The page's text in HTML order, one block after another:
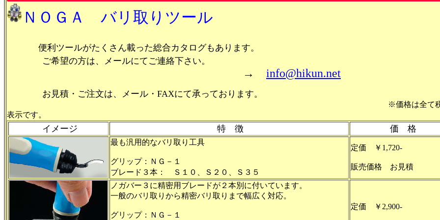
ＮＯＧＡ バリ取りツール
便利ツールがたくさん載った総合カタログもあります。
ご希望の方は、メールにてご連絡下さい。
→ info@hikun.net
お見積・ご注文は、メール・FAXにて承っております。
※価格は全て税抜価
表示です。
イメージ 特 徴 価 格
最も汎用的なバリ取り工具
グリップ：ＮＧ－１
ブレード３本： Ｓ１０、Ｓ２０、Ｓ３５
定価 ￥1,720-
販売価格 お見積
ノガバー３に精密用ブレードが２本別に付いています。
一般のバリ取りから精密バリ取りまで幅広く対応。
グリップ：ＮＧ－１
定価 ￥2,900-